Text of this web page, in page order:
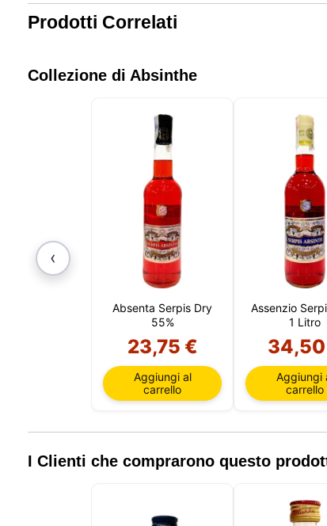
Prodotti Correlati
Collezione di Absinthe
‹
Absenta Serpis Dry
55%
23,75 €
Aggiungi al
carrello
Assenzio
1 Litro
Aggiungi
carrello
I Clienti che comprarono questo